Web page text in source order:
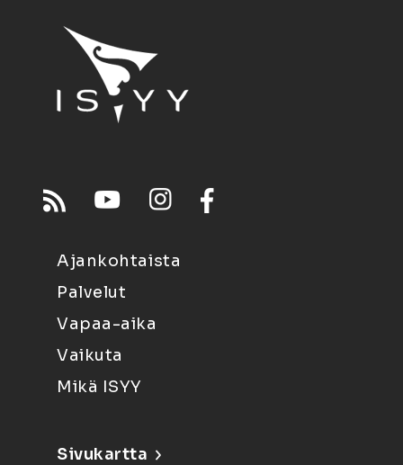
Ajankohtaista
Palvelut
Vapaa-aika
Vaikuta
Mikä ISYY
Sivukartta